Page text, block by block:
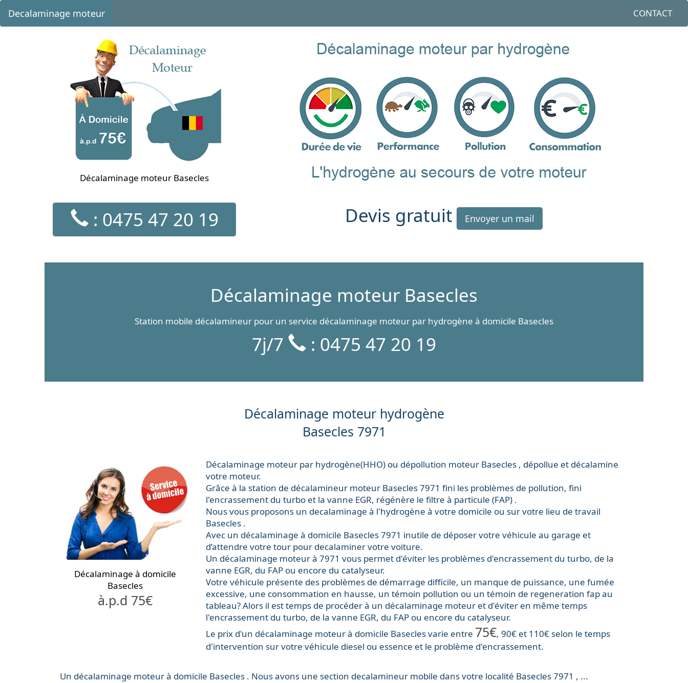
Decalaminage moteur CONTACT
Décalaminage moteur Basecles
: 0475 47 20 19 Devis gratuit Envoyer un mail
Décalaminage moteur Basecles
Station mobile décalamineur pour un service décalaminage moteur par hydrogène à domicile Basecles
7j/7 : 0475 47 20 19
Décalaminage moteur hydrogène
Basecles 7971
Décalaminage à domicile
Basecles
à.p.d 75€
Décalaminage moteur par hydrogène(HHO) ou dépollution moteur Basecles , dépollue et décalamine
votre moteur.
Grâce à la station de décalamineur moteur Basecles 7971 fini les problèmes de pollution, fini
l'encrassement du turbo et la vanne EGR, régénère le filtre à particule (FAP) .
Nous vous proposons un decalaminage à l'hydrogène à votre domicile ou sur votre lieu de travail
Basecles .
Avec un décalaminage à domicile Basecles 7971 inutile de déposer votre véhicule au garage et
d’attendre votre tour pour decalaminer votre voiture.
Un décalaminage moteurà 7971 vous permet d'éviter les problèmes d'encrassement du turbo, de la
vanne EGR, du FAP ou encore du catalyseur.
Votre véhicule présente des problèmes de démarrage difficile, un manque de puissance, une fumée
excessive, une consommation en hausse, un témoin pollution ou un témoin de regeneration fap au
tableau? Alors il est temps de procéder à un décalaminage moteur et d'éviter en même temps
l'encrassement du turbo, de la vanne EGR, du FAP ou encore du catalyseur.
Le prix d'un décalaminage moteurà domicile Basecles varie entre 75€, 90€ et 110€ selon le temps
d'intervention sur votre véhicule diesel ou essence et le problème d'encrassement.
Un décalaminage moteurà domicile Basecles . Nous avons une section decalamineur mobile dans votre localité Basecles7971 , ...